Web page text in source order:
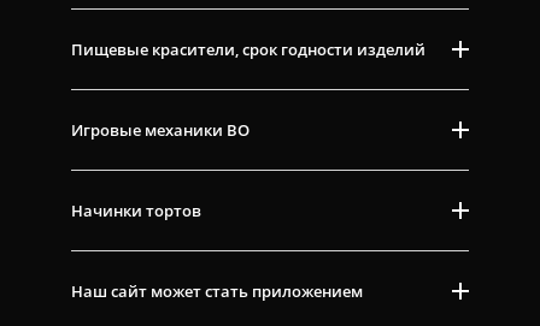
Пищевые красители, срок годности изделий
Игровые механики ВО
Начинки тортов
Наш сайт может стать приложением